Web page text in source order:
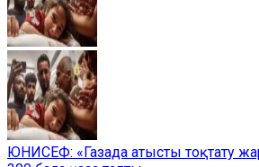
ЮНИСЕФ: «Газада атысты тоқтату